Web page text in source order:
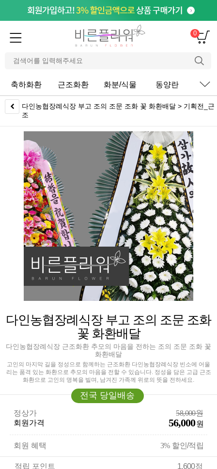
0
축하화환 근조화환 화분/식물 동양란 서
다인농협장례식장 부고 조의 조문 조화 꽃 화환배달 > 기획전_근
조
다인농협장례식장 부고 조의 조문 조화
꽃 화환배달
다인농협장례식장 근조화환 추모의 마음을 전하는 조의 조문 조화 꽃
화환배달
고인의 마지막 길을 정성으로 함께하는 근조화환 다인농협장례식장 빈소에 어울
리는 품격 있는 화환으로 추모의 마음을 전할 수 있습니다. 정성을 담은 고급 근조
화환으로 고인의 명복을 빌며, 남겨진 가족께 위로의 뜻을 전하세요.
전국 당일배송
정상가
58,000원
회원가격
56,000원
회원 혜택 3% 할인/적립
적립 포인트 1,600점